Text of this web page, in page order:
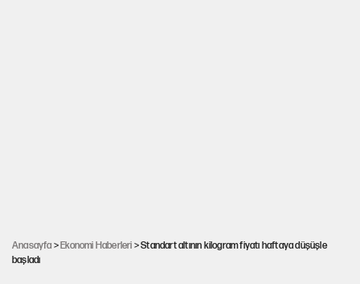
Anasayfa >Ekonomi Haberleri > Standart altının kilogram fiyatı haftaya düşüşle
başladı